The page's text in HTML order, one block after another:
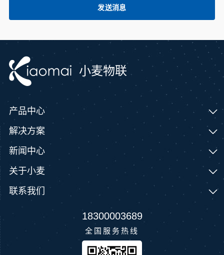
发送消息
小麦物联
产品中心
解决方案
新闻中心
关于小麦
联系我们
18300003689
全国服务热线